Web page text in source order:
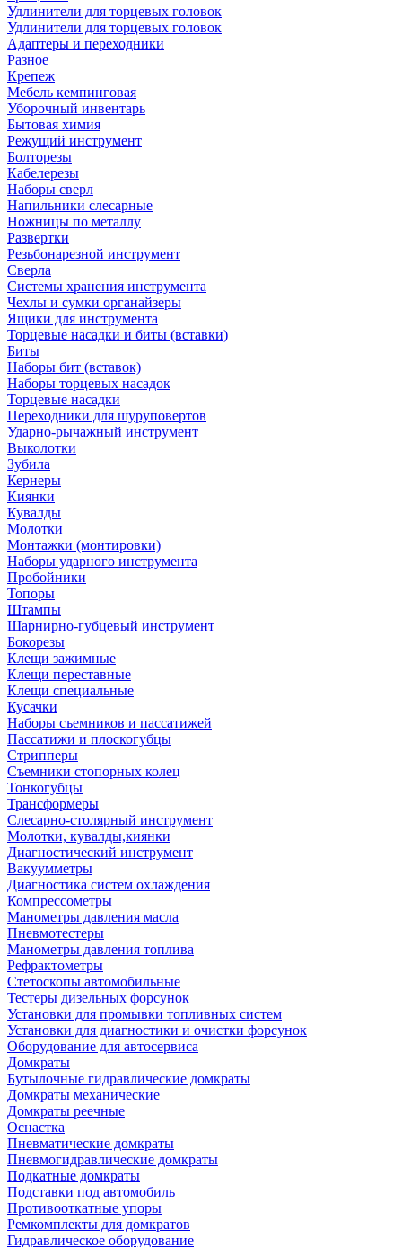
Удлинители для торцевых головок
Удлинители для торцевых головок
Адаптеры и переходники
Разное
Крепеж
Мебель кемпинговая
Уборочный инвентарь
Бытовая химия
Режущий инструмент
Болторезы
Кабелерезы
Наборы сверл
Напильники слесарные
Ножницы по металлу
Развертки
Резьбонарезной инструмент
Сверла
Системы хранения инструмента
Чехлы и сумки органайзеры
Ящики для инструмента
Торцевые насадки и биты (вставки)
Биты
Наборы бит (вставок)
Наборы торцевых насадок
Торцевые насадки
Переходники для шуруповертов
Ударно-рычажный инструмент
Выколотки
Зубила
Кернеры
Киянки
Кувалды
Молотки
Монтажки (монтировки)
Наборы ударного инструмента
Пробойники
Топоры
Штампы
Шарнирно-губцевый инструмент
Бокорезы
Клещи зажимные
Клещи переставные
Клещи специальные
Кусачки
Наборы съемников и пассатижей
Пассатижи и плоскогубцы
Стрипперы
Съемники стопорных колец
Тонкогубцы
Трансформеры
Слесарно-столярный инструмент
Молотки, кувалды,киянки
Диагностический инструмент
Вакуумметры
Диагностика систем охлаждения
Компрессометры
Манометры давления масла
Пневмотестеры
Манометры давления топлива
Рефрактометры
Стетоскопы автомобильные
Тестеры дизельных форсунок
Установки для промывки топливных систем
Установки для диагностики и очистки форсунок
Оборудование для автосервиса
Домкраты
Бутылочные гидравлические домкраты
Домкраты механические
Домкраты реечные
Оснастка
Пневматические домкраты
Пневмогидравлические домкраты
Подкатные домкраты
Подставки под автомобиль
Противооткатные упоры
Ремкомплекты для домкратов
Гидравлическое оборудование